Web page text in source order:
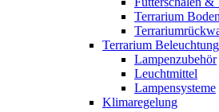
Terrarium
Terrarium Beleuchtung
Lampenzubehör
Leuchtmittel
Lampensysteme
Klimaregelung